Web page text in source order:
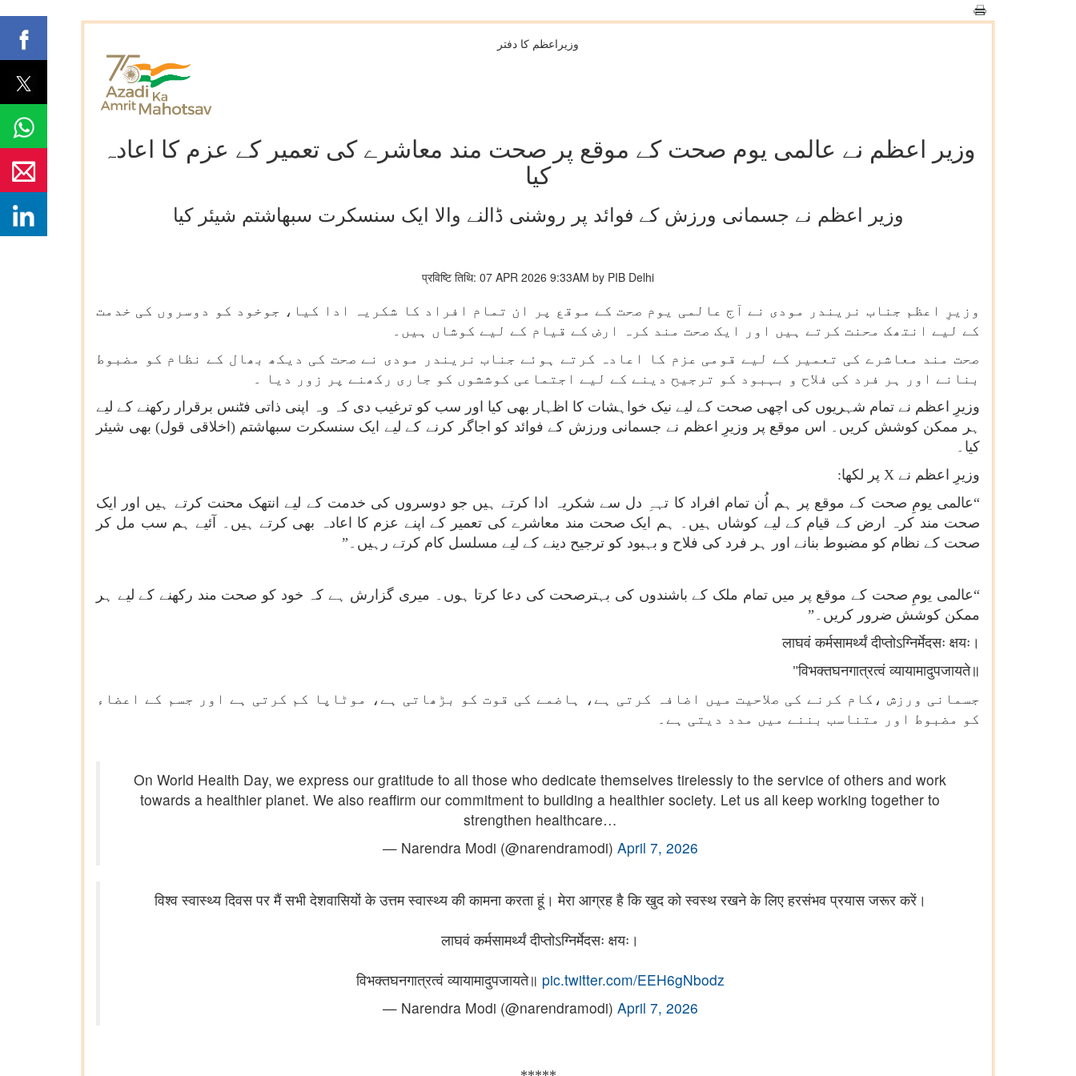
وزیراعظم کا دفتر
وزیر اعظم نے عالمی یوم صحت کے موقع پر صحت مند معاشرے کی تعمیر کے عزم کا اعادہ
کیا
وزیر اعظم نے جسمانی ورزش کے فوائد پر روشنی ڈالنے والا ایک سنسکرت سبھاشتم شیئر کیا
प्रविष्टि तिथि: 07 APR 2026 9:33AM by PIB Delhi
وزیرِ اعظم جناب نریندر مودی نے آج عالمی یوم صحت کے موقع پر ان تمام افراد کا شکریہ ادا کیا، جوخود کو دوسروں کی خدمت
کے لیے انتھک محنت کرتے ہیں اور ایک صحت مند کرہ ارض کے قیام کے لیے کوشاں ہیں۔
صحت مند معاشرے کی تعمیر کے لیے قومی عزم کا اعادہ کرتے ہوئے جناب نریندر مودی نے صحت کی دیکھ بھال کے نظام کو مضبوط
بنانے اور ہر فرد کی فلاح و بہبود کو ترجیح دینے کے لیے اجتماعی کوششوں کو جاری رکھنے پر زور دیا ۔
وزیرِ اعظم نے تمام شہریوں کی اچھی صحت کے لیے نیک خواہشات کا اظہار بھی کیا اور سب کو ترغیب دی کہ وہ اپنی ذاتی فٹنس برقرار رکھنے کے لیے
ہر ممکن کوشش کریں۔ اس موقع پر وزیرِ اعظم نے جسمانی ورزش کے فوائد کو اجاگر کرنے کے لیے ایک سنسکرت سبھاشتم (اخلاقی قول) بھی شیئر
کیا۔
وزیرِ اعظم نے X پر لکھا:
“عالمی یومِ صحت کے موقع پر ہم اُن تمام افراد کا تہہِ دل سے شکریہ ادا کرتے ہیں جو دوسروں کی خدمت کے لیے انتھک محنت کرتے ہیں اور ایک
صحت مند کرہ ارض کے قیام کے لیے کوشاں ہیں۔ ہم ایک صحت مند معاشرے کی تعمیر کے اپنے عزم کا اعادہ بھی کرتے ہیں۔ آئیے ہم سب مل کر
صحت کے نظام کو مضبوط بنانے اور ہر فرد کی فلاح و بہبود کو ترجیح دینے کے لیے مسلسل کام کرتے رہیں۔”
“عالمی یومِ صحت کے موقع پر میں تمام ملک کے باشندوں کی بہترصحت کی دعا کرتا ہوں۔ میری گزارش ہے کہ خود کو صحت مند رکھنے کے لیے ہر
ممکن کوشش ضرور کریں۔”
लाघवं कर्मसामर्थ्यं दीप्तोऽग्निर्मेदसः क्षयः।
विभक्तघनगात्रत्वं व्यायामादुपजायते॥
"
جسمانی ورزش ،کام کرنے کی صلاحیت میں اضافہ کرتی ہے، ہاضمے کی قوت کو بڑھاتی ہے، موٹاپا کم کرتی ہے اور جسم کے اعضاء
کو مضبوط اور متناسب بننے میں مدد دیتی ہے۔
On World Health Day, we express our gratitude to all those who dedicate themselves tirelessly to the service of others and work
towards a healthier planet. We also reaffirm our commitment to building a healthier society. Let us all keep working together to
strengthen healthcare…
— Narendra Modi (@narendramodi) April 7, 2026
विश्व स्वास्थ्य दिवस पर मैं सभी देशवासियों के उत्तम स्वास्थ्य की कामना करता हूं। मेरा आग्रह है कि खुद को स्वस्थ रखने के लिए हरसंभव प्रयास जरूर करें।
लाघवं कर्मसामर्थ्यं दीप्तोऽग्निर्मेदसः क्षयः।
विभक्तघनगात्रत्वं व्यायामादुपजायते॥ pic.twitter.com/EEH6gNbodz
— Narendra Modi (@narendramodi) April 7, 2026